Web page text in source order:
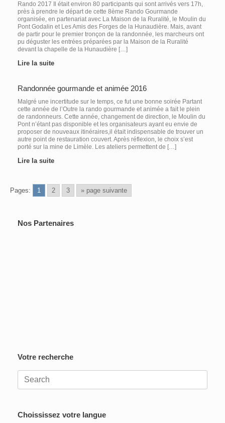
Rando 2017 Il était environ 80 participants qui sont arrivés vers 17h,
près à prendre le départ de cette 8ème Rando Gourmande
organisée, en partenariat avec La Maison de la Ruralité, le Moulin du
Pont Godalin et Les Amis des Forges de la Hunaudière. Mais, avant
de partir pour le premier tronçon de la randonnée, les marcheurs ont
pu déguster les entrées préparées par la Maison de la Ruralité
devant la chapelle de la Hunaudière […]
Lire la suite
Randonnée gourmande et animée 2016
Malgré une incertitude sur le temps, ce fut une bonne soirée Partant
cette année de l’Outre la rando gourmande et animée a fait le plein
de randonneurs. Cette année, changement de direction, le Moulin du
Pont n’étant pas disponible et les organisateurs ayant eu envie de
proposer de nouveaux itinéraires,il était indispensable de trouver un
autre point de restauration couvert. Après réflexion, le choix s’est
porté sur la mine de Limèle. Les ateliers permettent de […]
Lire la suite
Pages: 1 2 3 » page suivante
Nos Partenaires
Votre recherche
Search
for:
Choississez votre langue